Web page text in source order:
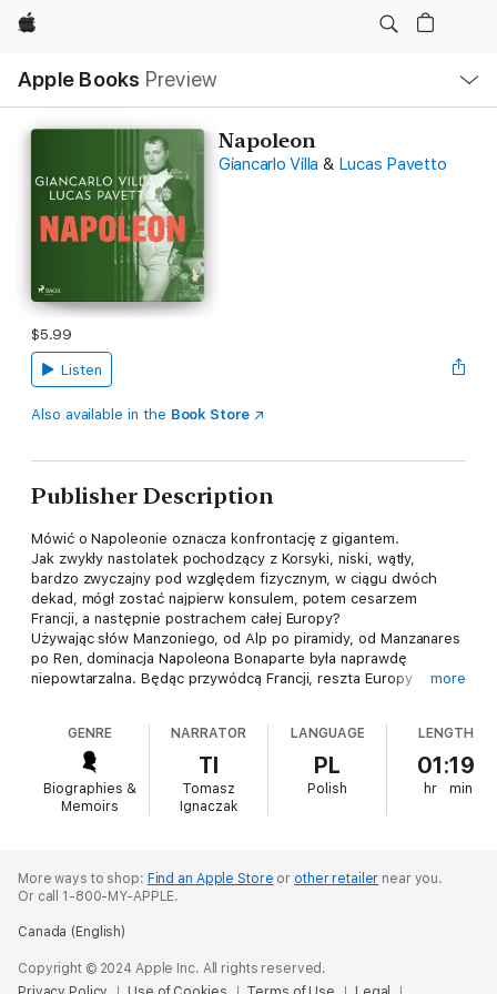
Apple
Apple Books Preview
Nav
Open
Menu
Napoleon
Giancarlo Villa & Lucas Pavetto
$5.99
Listen
Also available in the Book Store
Publisher Description
Mówić o Napoleonie oznacza konfrontację z gigantem.
Jak zwykły nastolatek pochodzący z Korsyki, niski, wątły,
bardzo zwyczajny pod względem fizycznym, w ciągu dwóch
dekad, mógł zostać najpierw konsulem, potem cesarzem
Francji, a następnie postrachem całej Europy?
Używając słów Manzoniego, od Alp po piramidy, od Manzanares
po Ren, dominacja Napoleona Bonaparte była naprawdę
niepowtarzalna. Będąc przywódcą Francji, reszta Europy
stanie unicestwić wrogie armie, wyśmiać strategie przeciwnika,
zaburzyć równowagę całego kontynentu.
Nawet porażka w Lipsku i pierwsze wygnanie nie zdołały złamać
jego charakteru.
Napoleon był prawdziwym geniuszem wojskowym, być może
przeznaczeniem była nieśmiertelność.
Ale był również człowiekiem, który właśnie dążąc do zdobycia
krwią cały kontynent, jak nikt nigdy dotąd w historii ludzkości.
more
GENRE
Biographies &
Memoirs
NARRATOR
TI
Tomasz
Ignaczak
LANGUAGE
PL
Polish
LENGTH
01:19
hr min
More ways to shop: Find an Apple Store or other retailer near you.
Or call 1-800-MY-APPLE.
Canada (English)
Copyright © 2024 Apple Inc. All rights reserved.